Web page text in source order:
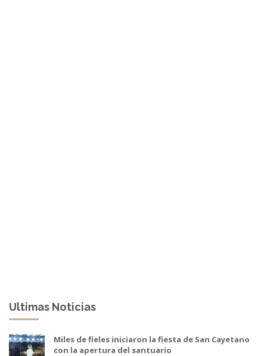
Ultimas Noticias
Miles de fieles iniciaron la fiesta de San Cayetano
con la apertura del santuario